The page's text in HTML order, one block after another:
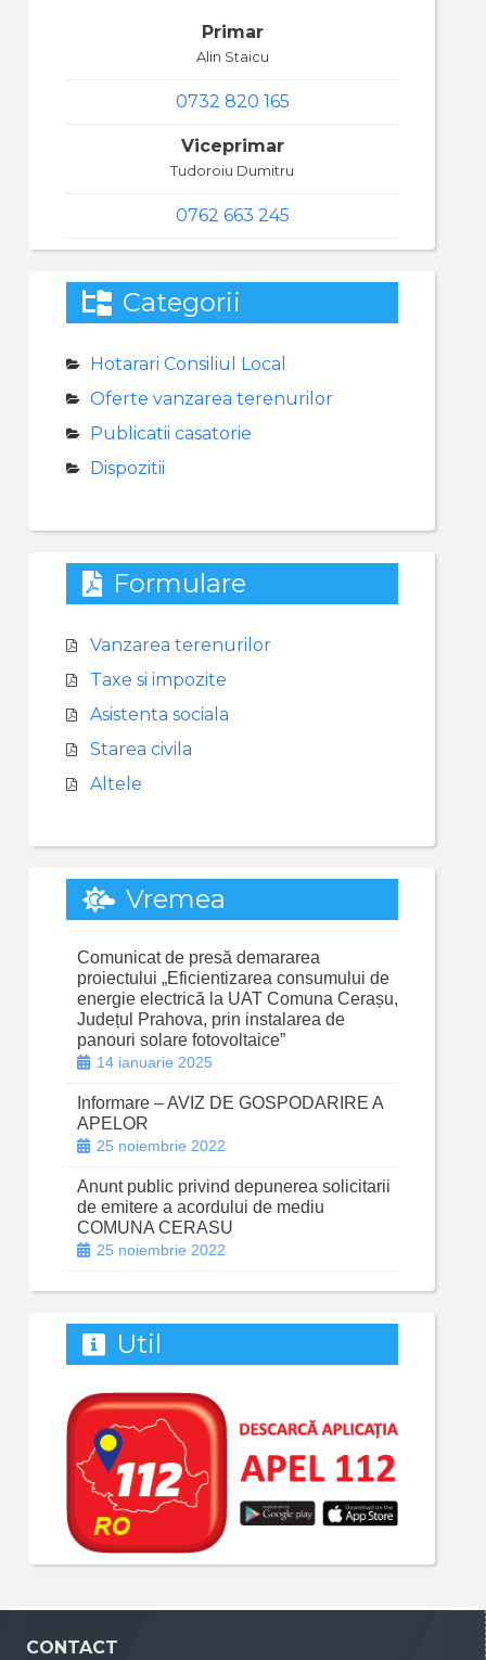
Primar
Alin Staicu
0732 820 165
Viceprimar
Tudoroiu Dumitru
0762 663 245
Categorii
Hotarari Consiliul Local
Oferte vanzarea terenurilor
Publicatii casatorie
Dispozitii
Formulare
Vanzarea terenurilor
Taxe si impozite
Asistenta sociala
Starea civila
Altele
Vremea
Comunicat de presă demararea
proiectului „Eficientizarea consumului de
energie electrică la UAT Comuna Cerașu,
Județul Prahova, prin instalarea de
panouri solare fotovoltaice”
14 ianuarie 2025
Informare – AVIZ DE GOSPODARIRE A
APELOR
25 noiembrie 2022
Anunt public privind depunerea solicitarii
de emitere a acordului de mediu
COMUNA CERASU
25 noiembrie 2022
Util
CONTACT